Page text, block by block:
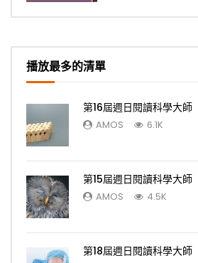
播放最多的清單
第16屆週日閱讀科學大師
AMOS 6.1K
第15屆週日閱讀科學大師
AMOS 4.5K
第18屆週日閱讀科學大師